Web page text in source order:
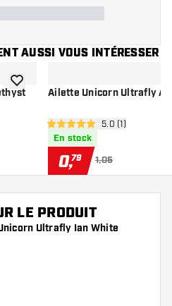
AUSSI VOUS INTÉRESSER
avis
ajouter à la liste de souhaits
Ailette Unicorn Ultrafly
ouvrir le
5 étoiles de notation
5.0 (1)
En stock
0,79 1,05
LE PRODUIT
Ultrafly Ian White